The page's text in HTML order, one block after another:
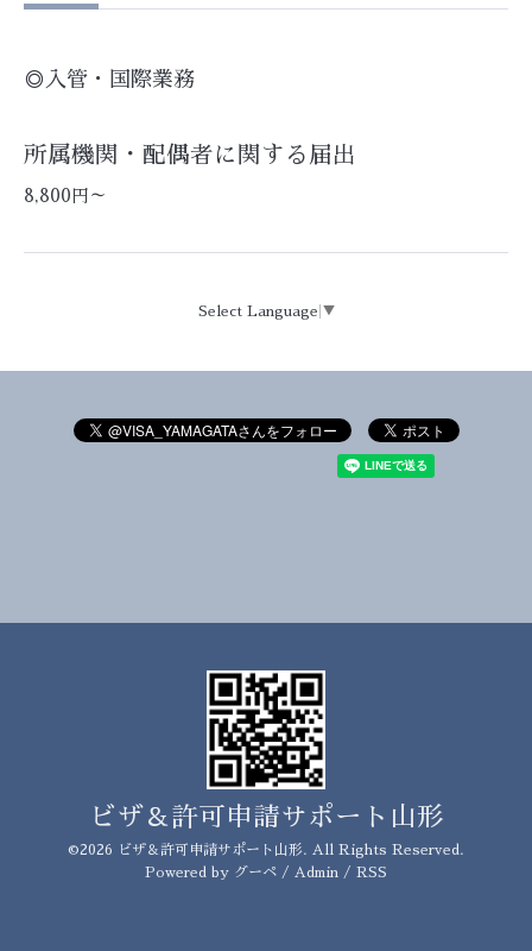
◎入管・国際業務
所属機関・配偶者に関する届出
8,800円～
Select Language ▼
ビザ＆許可申請サポート山形
©2026 ビザ＆許可申請サポート山形. All Rights Reserved.
Powered by グーペ / Admin / RSS